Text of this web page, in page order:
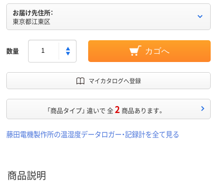
お届け先住所：
東京都江東区
数量 カゴへ
マイカタログへ登録
「商品タイプ」 違いで 全2 商品あります。
藤田電機製作所の温湿度データロガー・記録計を全て見る
商品説明